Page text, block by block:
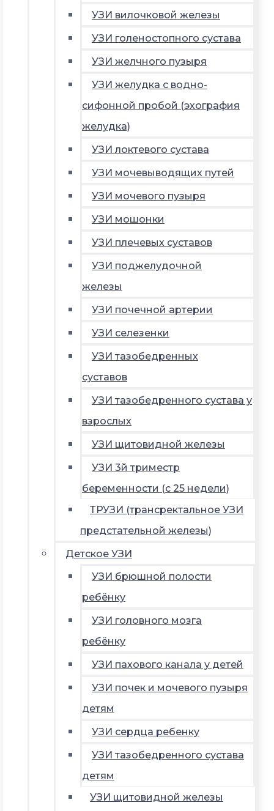
УЗИ вилочковой железы
УЗИ голеностопного сустава
УЗИ желчного пузыря
УЗИ желудка с водно-
сифонной пробой (эхография
желудка)
УЗИ локтевого сустава
УЗИ мочевыводящих путей
УЗИ мочевого пузыря
УЗИ мошонки
УЗИ плечевых суставов
УЗИ поджелудочной
железы
УЗИ почечной артерии
УЗИ селезенки
УЗИ тазобедренных
суставов
УЗИ тазобедренного сустава у
взрослых
УЗИ щитовидной железы
УЗИ 3й триместр
беременности (с 25 недели)
ТРУЗИ (трансректальное УЗИ
предстательной железы)
Детское УЗИ
УЗИ брюшной полости
ребёнку
УЗИ головного мозга
ребёнку
УЗИ пахового канала у детей
УЗИ почек и мочевого пузыря
детям
УЗИ сердца ребенку
УЗИ тазобедренного сустава
детям
УЗИ щитовидной железы